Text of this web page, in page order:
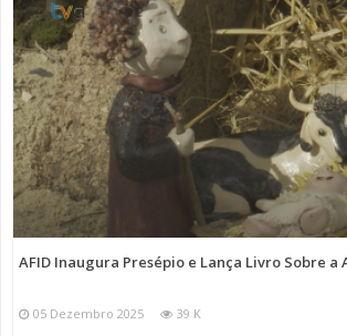
AFID Inaugura Presépio e Lança Livro Sobre a
05 Dezembro 2025 39 K